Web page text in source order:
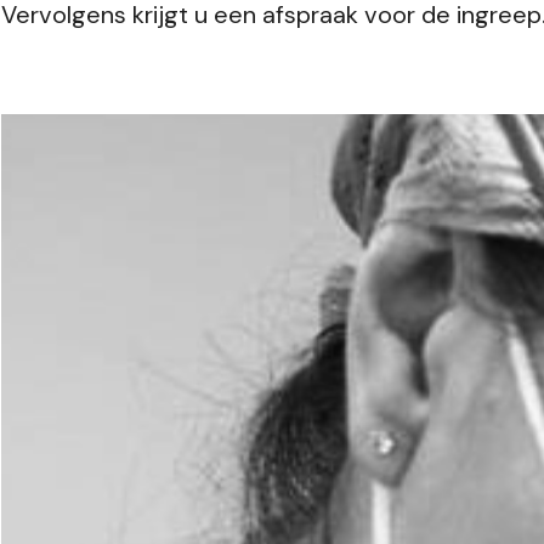
Vervolgens krijgt u een afspraak voor de